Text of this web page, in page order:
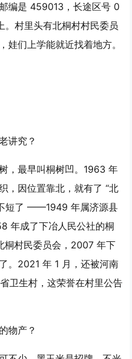
编是 459013，长途区号 0
。村里头有北桐村村民委员
娃们上学能就近找着地方。
讲究？
，最早叫桐树凹。1963 年
，因位置靠北，就有了 “北
短了 ——1949 年属济源县
年成了下冶人民公社的桐
桐村民委员会，2007 年下
。2021 年 1 月，还被河南
卫生村，这荣誉在村里公告
物产？